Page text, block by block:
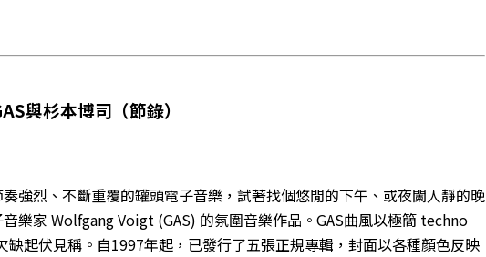
與杉本博司（節錄）
強烈、不斷重覆的罐頭電子音樂，試著找個悠閒的下午、或夜闌人靜的晚
樂家 Wolfgang Voigt (GAS) 的氛圍音樂作品。GAS曲風以極簡 techno
缺起伏見稱。自1997年起，已發行了五張正規專輯，封面以各種顏色反映